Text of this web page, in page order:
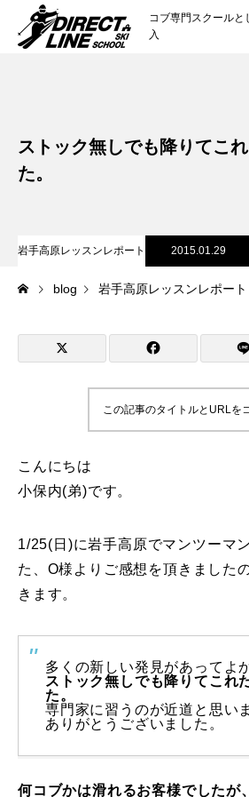
コブ専門スクールと
入
参加までの流れ
参加費のお支払い
各会場の集合場所
スキー場から選ぶ
鷲ヶ岳＆高鷲スノーパーク
宮城山形
白馬五竜FA
初級1
初級2
中級2
ストック無しでも降りてこ
た。
岩手高原レッスンレポート 2015.01.29
blog 岩手高原レッスンレポート
この記事のタイトルとURLを
こんにちは
小保内(弟)です。
1/25(日)に岩手高原でマンツーマ
た、O様よりご感想を頂きました
きます。
多くの新しい発見があってよ
ストック無しでも降りてこれ
た。
専門家に習うのが近道と思い
ありがとうございました。
何コブかは滑れるお客様でしたが